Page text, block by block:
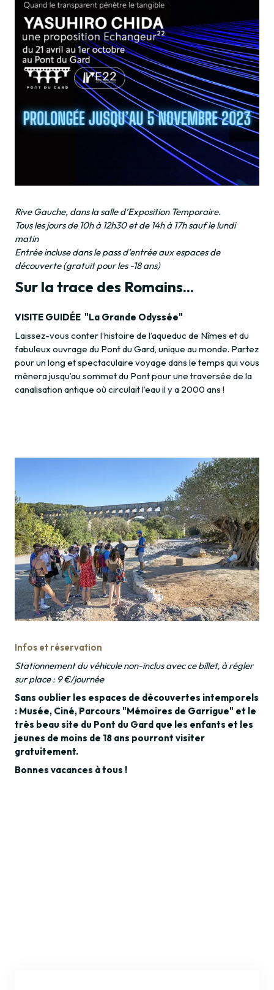
Rive Gauche, dans la salle d’Exposition Temporaire.
Tous les jours de 10h à 12h30 et de 14h à 17h sauf le lundi
matin
Entrée incluse dans le pass d’entrée aux espaces de
découverte (gratuit pour les -18 ans)
Sur la trace des Romains...
VISITE GUIDÉE "La Grande Odyssée"
Laissez-vous conter l’histoire de l’aqueduc de Nîmes et du
fabuleux ouvrage du Pont du Gard, unique au monde. Partez
pour un long et spectaculaire voyage dans le temps qui vous
mènera jusqu’au sommet du Pont pour une traversée de la
canalisation antique où circulait l’eau il y a 2000 ans !
Infos et réservation
Stationnement du véhicule non-inclus avec ce billet, à régler
sur place : 9 €/journée
Sans oublier les espaces de découvertes intemporels
: Musée, Ciné, Parcours "Mémoires de Garrigue" et le
très beau site du Pont du Gard que les enfants et les
jeunes de moins de 18 ans pourront visiter
gratuitement.
Bonnes vacances à tous !